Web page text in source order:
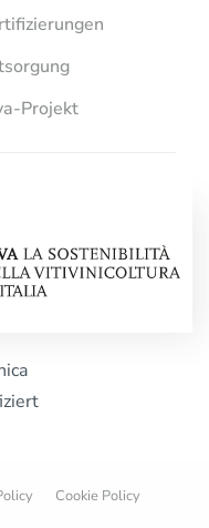
Projekt
Cookie Policy